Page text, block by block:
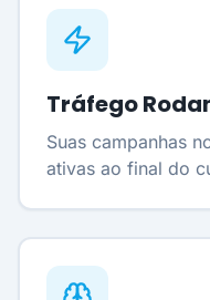
Tráfego
Suas campanhas
ativas ao final do